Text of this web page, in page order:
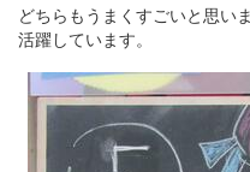
どちらもうまくすごいと思い
活躍しています。